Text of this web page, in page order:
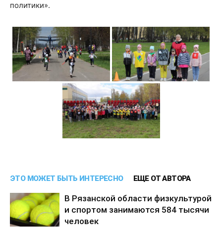
политики».
ЭТО МОЖЕТ БЫТЬ ИНТЕРЕСНО ЕЩЕ ОТ АВТОРА
В Рязанской области физкультурой
и спортом занимаются 584 тысячи
человек